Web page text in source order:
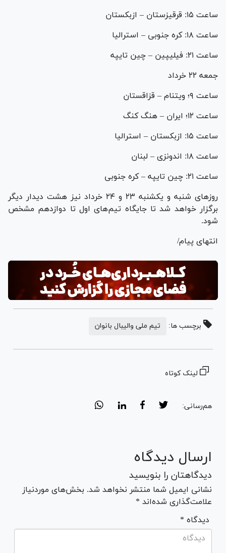
ساعت ۱۵: قرقیزستان – ازبکستان
ساعت ۱۸: کره جنوبی – استرالیا
ساعت ۲۱: فیلیپین – چین تایپه
جمعه ۲۲ خرداد
ساعت ۹؛ ویتنام – قزاقستان
ساعت ۱۲؛ ایران – هنگ کنگ
ساعت ۱۵: ازبکستان – استرالیا
ساعت ۱۸: اندونزی – لبنان
ساعت ۲۱: چین تایپه – کره جنوبی
روز‌های شنبه و یکشنبه ۲۳ و ۲۴ خرداد نیز هشت دیدار دیگر
برگزار خواهد شد تا جایگاه تیم‌های اول تا دوازدهم مشخص
شود.
انتهای پیام/
برچسب ها: تیم ملی والیبال بانوان
لینک کوتاه
هم‌رسانی:
ارسال دیدگاه
دیدگاهتان را بنویسید
نشانی ایمیل شما منتشر نخواهد شد. بخش‌های موردنیاز
علامت‌گذاری شده‌اند *
* دیدگاه